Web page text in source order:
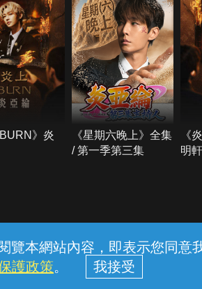
本網站內容，即表示您同意
護政策。
BURN》炎
《星期六晚上》全集
/ 第一季第三集
《
明軒
隱私權保護
號：96979949) © 2026